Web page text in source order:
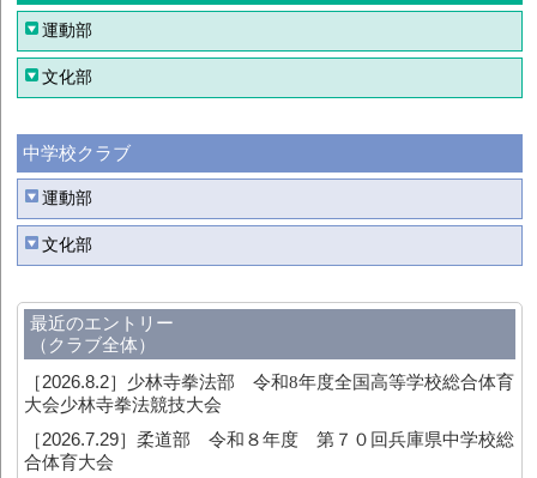
運動部
文化部
中学校クラブ
運動部
文化部
最近のエントリー
（クラブ全体）
［2026.8.2］ 少林寺拳法部 令和8年度全国高等学校総合体育
大会少林寺拳法競技大会
［2026.7.29］柔道部 令和８年度 第７０回兵庫県中学校総
合体育大会